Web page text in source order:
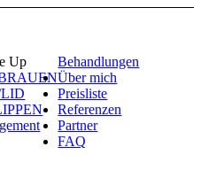
Behandlungen
Up
Über mich
Preisliste
Referenzen
Partner
FAQ